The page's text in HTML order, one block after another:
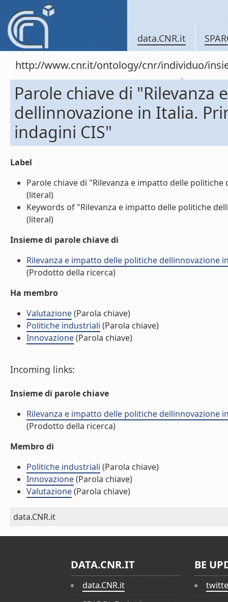
data.CNR.it
http://www.cnr.it/ontology/cnr/individuo/
Parole chiave di
dellinnovazione in Italia.
indagini CIS"
Label
Parole chiave di "Rilevanza e impatto delle
(literal)
Keywords of "Rilevanza e impatto delle politiche
(literal)
Insieme di parole chiave di
Rilevanza e impatto delle politiche
(Prodotto della ricerca)
Ha membro
Valutazione(Parola chiave)
Politiche industriali (Parola chiave)
Innovazione(Parola chiave)
Incoming links:
Insieme di parole chiave
Rilevanza e impatto delle politiche
(Prodotto della ricerca)
Membro di
Politiche industriali (Parola chiave)
Innovazione(Parola chiave)
Valutazione(Parola chiave)
data.CNR.it
DATA.CNR.IT
data.CNR.it
BE